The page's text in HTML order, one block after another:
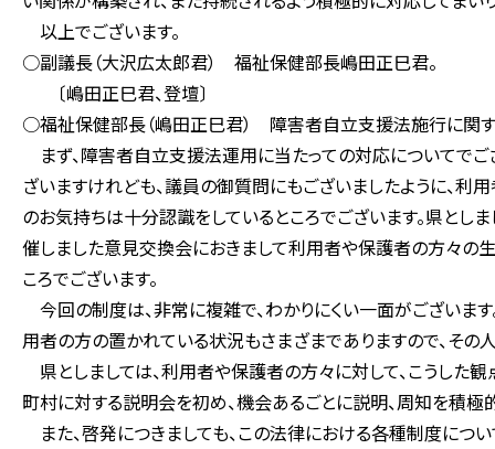
以上でございます。
○副議長（大沢広太郎君） 福祉保健部長嶋田正巳君。
〔嶋田正巳君、登壇〕
○福祉保健部長（嶋田正巳君） 障害者自立支援法施行に関す
まず、障害者自立支援法運用に当たっての対応についてで
ざいますけれども、議員の御質問にもございましたように、
のお気持ちは十分認識をしているところでございます。県と
催しました意見交換会におきまして利用者や保護者の方々の
ころでございます。
今回の制度は、非常に複雑で、わかりにくい一面がございま
用者の方の置かれている状況もさまざまでありますので、その
県としましては、利用者や保護者の方々に対して、こうした
町村に対する説明会を初め、機会あるごとに説明、周知を積極
また、啓発につきましても、この法律における各種制度につ